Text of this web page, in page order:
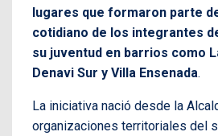
lugares que formaron parte
cotidiano de los integrantes
su juventud en barrios como
Denavi Sur y Villa Ensenada.
La iniciativa nació desde la
organizaciones territoriales del